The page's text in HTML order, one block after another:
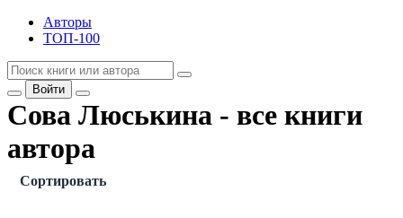
Авторы
ТОП-100
Войти
Сова Люськина - все книги
автора
Сортировать